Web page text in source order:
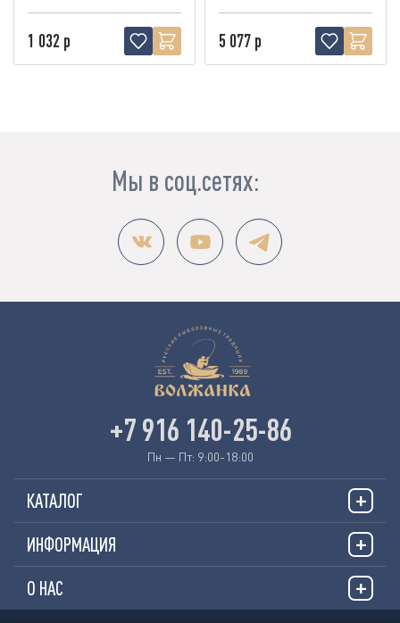
1 032 р 5 077 р
Мы в соц.сетях:
КАТАЛОГ
ИНФОРМАЦИЯ
О НАС
+7 916 140-25-86
Пн — Пт: 9:00-18:00